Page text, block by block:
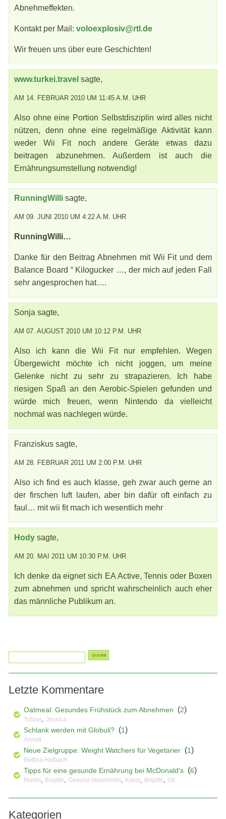
Abnehmeffekten.
Kontakt per Mail: voloexplosiv@rtl.de
Wir freuen uns über eure Geschichten!
www.turkei.travel sagte,
AM 14. FEBRUAR 2010 UM 11:45 A.M. UHR
Also ohne eine Portion Selbstdisziplin wird alles nicht
nützen, denn ohne eine regelmäßige Aktivität kann
weder Wii Fit noch andere Geräte etwas dazu
beitragen abzunehmen. Außerdem ist auch die
Ernährungsumstellung notwendig!
RunningWilli sagte,
AM 09. JUNI 2010 UM 4:22 A.M. UHR
RunningWilli…
Danke für den Beitrag Abnehmen mit Wii Fit und dem
Balance Board “ Kilogucker …, der mich auf jeden Fall
sehr angesprochen hat….
Sonja sagte,
AM 07. AUGUST 2010 UM 10:12 P.M. UHR
Also ich kann die Wii Fit nur empfehlen. Wegen
Übergewicht möchte ich nicht joggen, um meine
Gelenke nicht zu sehr zu strapazieren. Ich habe
riesigen Spaß an den Aerobic-Spielen gefunden und
würde mich freuen, wenn Nintendo da vielleicht
nochmal was nachlegen würde.
Franziskus sagte,
AM 28. FEBRUAR 2011 UM 2:00 P.M. UHR
Also ich find es auch klasse, geh zwar auch gerne an
der firschen luft laufen, aber bin dafür oft einfach zu
faul… mit wii fit mach ich wesentlich mehr
Hody sagte,
AM 20. MAI 2011 UM 10:30 P.M. UHR
Ich denke da eignet sich EA Active, Tennis oder Boxen
zum abnehmen und spricht wahrscheinlich auch eher
das männliche Publikum an.
Letzte Kommentare
Oatmeal: Gesundes Frühstück zum Abnehmen (2)
Tobias Jessica
Schlank werden mit Globuli? (1)
Annett
Neue Zielgruppe: Weight Watchers für Vegetarier (1)
Bettina Halbach
Tipps für eine gesunde Ernährung bei McDonald's (6)
Martin Brigitte Gesund Abnehmen Kassl Brigitte Uli
Kategorien